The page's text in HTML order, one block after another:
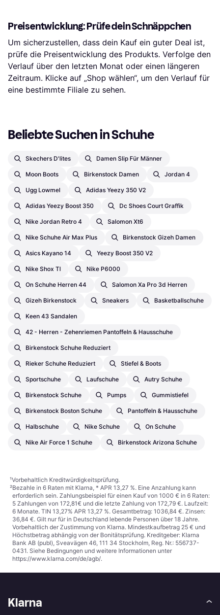
Preisentwicklung: Prüfe dein Schnäppchen
Um sicherzustellen, dass dein Kauf ein guter Deal ist,
prüfe die Preisentwicklung des Produkts. Verfolge den
Verlauf über den letzten Monat oder einen längeren
Zeitraum. Klicke auf „Shop wählen“, um den Verlauf für
eine bestimmte Filiale zu sehen.
Beliebte Suchen in Schuhe
Skechers D'lites Damen Slip Für Männer
Moon Boots Birkenstock Damen Jordan 4
Ugg Lowmel Adidas Yeezy 350 V2
Adidas Yeezy Boost 350 Dc Shoes Court Graffik
Nike Jordan Retro 4 Salomon Xt6
Nike Schuhe Air Max Plus Birkenstock Gizeh Damen
Asics Kayano 14 Yeezy Boost 350 V2
Nike Shox Tl Nike P6000
On Schuhe Herren 44 Salomon Xa Pro 3d Herren
Gizeh Birkenstock Sneakers Basketballschuhe
Keen 43 Sandalen
42 - Herren - Zehenriemen Pantoffeln & Hausschuhe
Birkenstock Schuhe Reduziert
Rieker Schuhe Reduziert Stiefel & Boots
Sportschuhe Laufschuhe Autry Schuhe
Birkenstock Schuhe Pumps Gummistiefel
Birkenstock Boston Schuhe Pantoffeln & Hausschuhe
Halbschuhe Nike Schuhe On Schuhe
Nike Air Force 1 Schuhe Birkenstock Arizona Schuhe
¹Vorbehaltlich Kreditwürdigkeitsprüfung.
²Bezahle in 6 Raten mit Klarna, * APR 13,27 %. Eine Anzahlung kann
erforderlich sein. Zahlungsbeispiel für einen Kauf von 1000 € in 6 Raten:
5 Zahlungen von 172,81€ und die letzte Zahlung von 172,79 €. Laufzeit:
6 Monate. TIN 13,27% APR 13,27 %. Gesamtbetrag: 1036,84 €. Zinsen:
36,84 €. Gilt nur für in Deutschland lebende Personen über 18 Jahre.
Vorbehaltlich der Zustimmung von Klarna. Mindestkaufbetrag 25 € und
Höchstbetrag abhängig von der Bonitätsprüfung. Kreditgeber: Klarna
Bank AB (publ), Sveavägen 46, 111 34 Stockholm, Reg. Nr.: 556737-
0431. Siehe Bedingungen und weitere Informationen unter
https://www.klarna.com/de/agb/.
Klarna